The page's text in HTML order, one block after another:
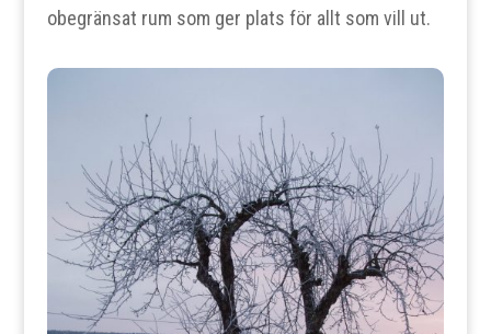
obegränsat rum som ger plats för allt som vill ut.